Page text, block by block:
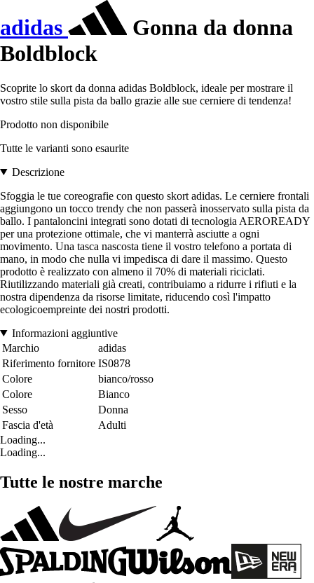
adidas
Gonna da donna
Boldblock
Scoprite lo skort da donna adidas Boldblock, ideale per mostrare il
vostro stile sulla pista da ballo grazie alle sue cerniere di tendenza!
Prodotto non disponibile
Tutte le varianti sono esaurite
Descrizione
Sfoggia le tue coreografie con questo skort adidas. Le cerniere frontali
aggiungono un tocco trendy che non passerà inosservato sulla pista da
ballo. I pantaloncini integrati sono dotati di tecnologia AEROREADY
per una protezione ottimale, che vi manterrà asciutte a ogni
movimento. Una tasca nascosta tiene il vostro telefono a portata di
mano, in modo che nulla vi impedisca di dare il massimo. Questo
prodotto è realizzato con almeno il 70% di materiali riciclati.
Riutilizzando materiali già creati, contribuiamo a ridurre i rifiuti e la
nostra dipendenza da risorse limitate, riducendo così l'impatto
ecologicoempreinte dei nostri prodotti.
Informazioni aggiuntive
Marchio
adidas
Riferimento fornitore IS0878
Colore
bianco/rosso
Colore
Bianco
Sesso
Donna
Fascia d'età
Adulti
Loading...
Loading...
Tutte le nostre marche